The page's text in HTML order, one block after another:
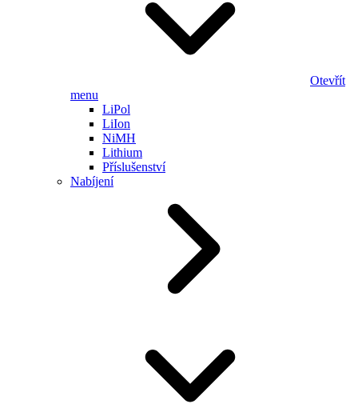
Otevřít
menu
LiPol
LiIon
NiMH
Lithium
Příslušenství
Nabíjení